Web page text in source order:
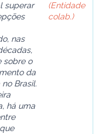
superar
nas
sobre o
da
Brasil.
há uma
(Entidade
colab.)